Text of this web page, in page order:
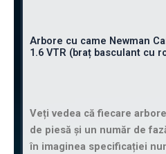
Arbore cu came Newman
1.6 VTR (braț basculant cu
Veți vedea că fiecare
de piesă și un număr de
în imaginea specificației